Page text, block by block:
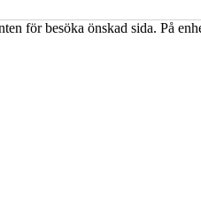
för besöka önskad sida. På